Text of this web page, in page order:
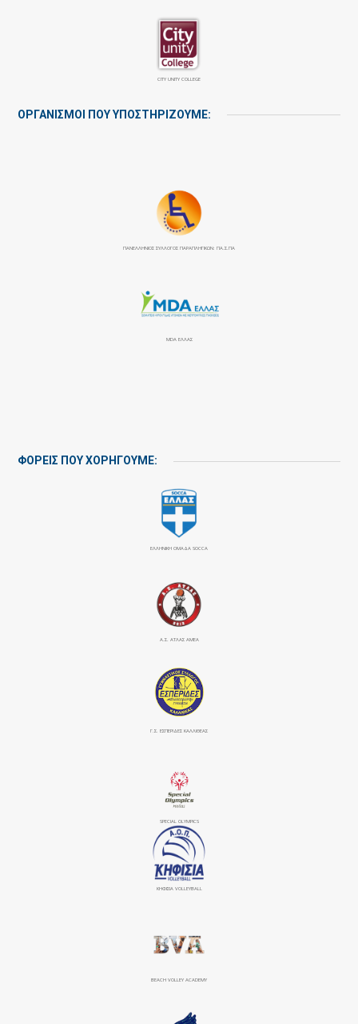
CITY UNITY COLLEGE
ΟΡΓΑΝΙΣΜΟΙ ΠΟΥ ΥΠΟΣΤΗΡΙΖΟΥΜΕ:
ΠΑΝΕΛΛΉΝΙΟΣ ΣΎΛΛΟΓΟΣ ΠΑΡΑΠΛΗΓΙΚΏΝ: ΠΑ.Σ.ΠΑ
MDA ΕΛΛΑΣ
ΦΟΡΕΙΣ ΠΟΥ ΧΟΡΗΓΟΥΜΕ:
ΕΛΛΗΝΙΚΗ ΟΜΑΔΑ SOCCA
Α.Σ. ΑΤΛΑΣ ΑΜΕΑ
Γ.Σ. ΕΣΠΕΡΙΔΕΣ ΚΑΛΛΙΘΕΑΣ
SPECIAL OLYMPICS
ΚΗΦΙΣΙΆ VOLLEYBALL
BEACH VOLLEY ACADEMY